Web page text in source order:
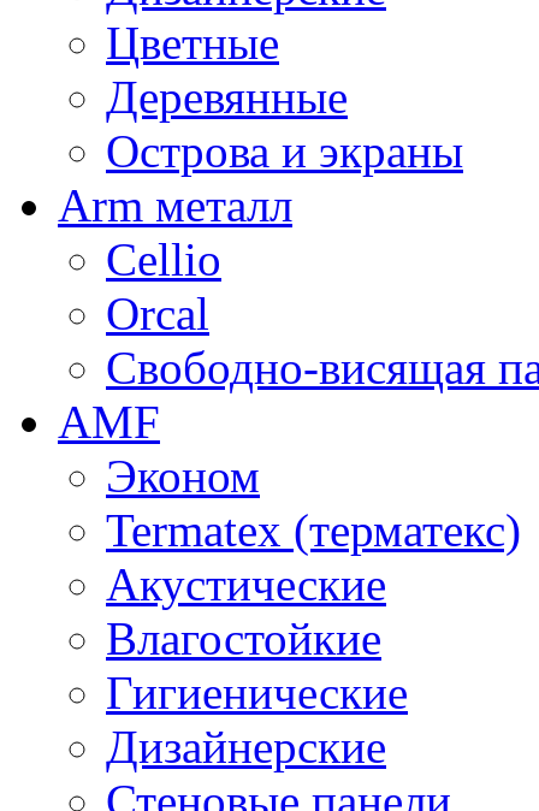
Цветные
Деревянные
Острова и экраны
Arm металл
Cellio
Orcal
Свободно-висящая
AMF
Эконом
Termatex (терматекс)
Акустические
Влагостойкие
Гигиенические
Дизайнерские
Стеновые панели